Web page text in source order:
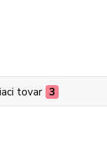
tovar 3